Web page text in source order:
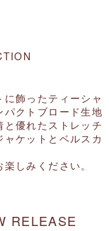
飾ったティーシャ
クトブロード生地
優れたストレッチ
ケットとベルスカ
しみください。
RELEASE